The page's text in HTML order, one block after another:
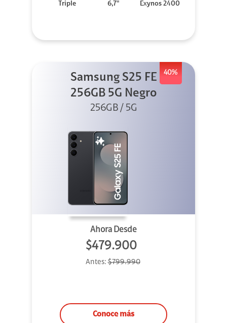
Triple
6,7"
Exynos 2400
40%
Samsung S25 FE
256GB 5G Negro
256GB / 5G
Ahora Desde
$479.900
Antes:$799.990
Conoce más